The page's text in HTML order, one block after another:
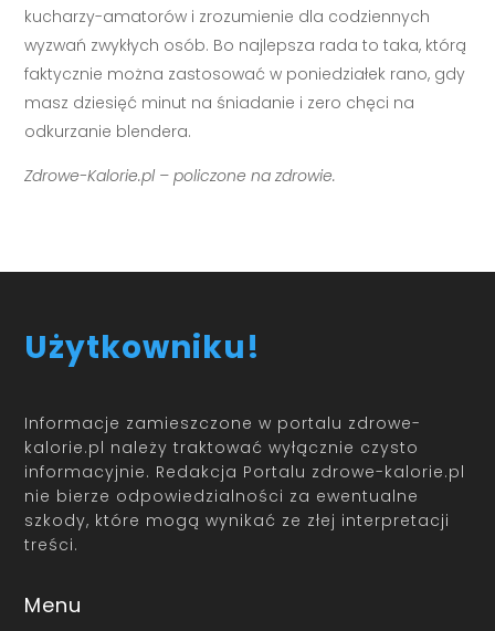
kucharzy-amatorów i zrozumienie dla codziennych
wyzwań zwykłych osób. Bo najlepsza rada to taka, którą
faktycznie można zastosować w poniedziałek rano, gdy
masz dziesięć minut na śniadanie i zero chęci na
odkurzanie blendera.
Zdrowe-Kalorie.pl – policzone na zdrowie.
Użytkowniku!
Informacje zamieszczone w portalu zdrowe-
kalorie.pl należy traktować wyłącznie czysto
informacyjnie. Redakcja Portalu zdrowe-kalorie.pl
nie bierze odpowiedzialności za ewentualne
szkody, które mogą wynikać ze złej interpretacji
treści.
Menu